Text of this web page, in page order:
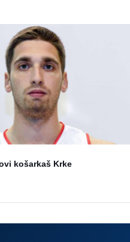
košarkaš Krke